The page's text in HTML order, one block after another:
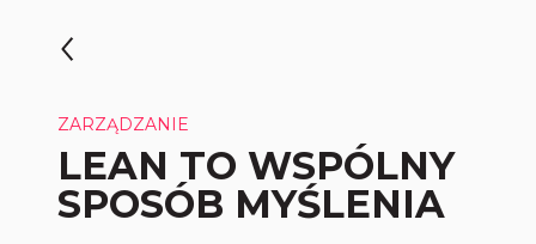
ZARZĄDZANIE
LEAN TO WSPÓLNY
SPOSÓB MYŚLENIA